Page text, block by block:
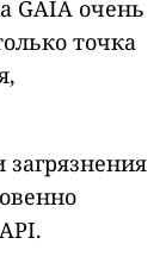
GAIA очень
точка